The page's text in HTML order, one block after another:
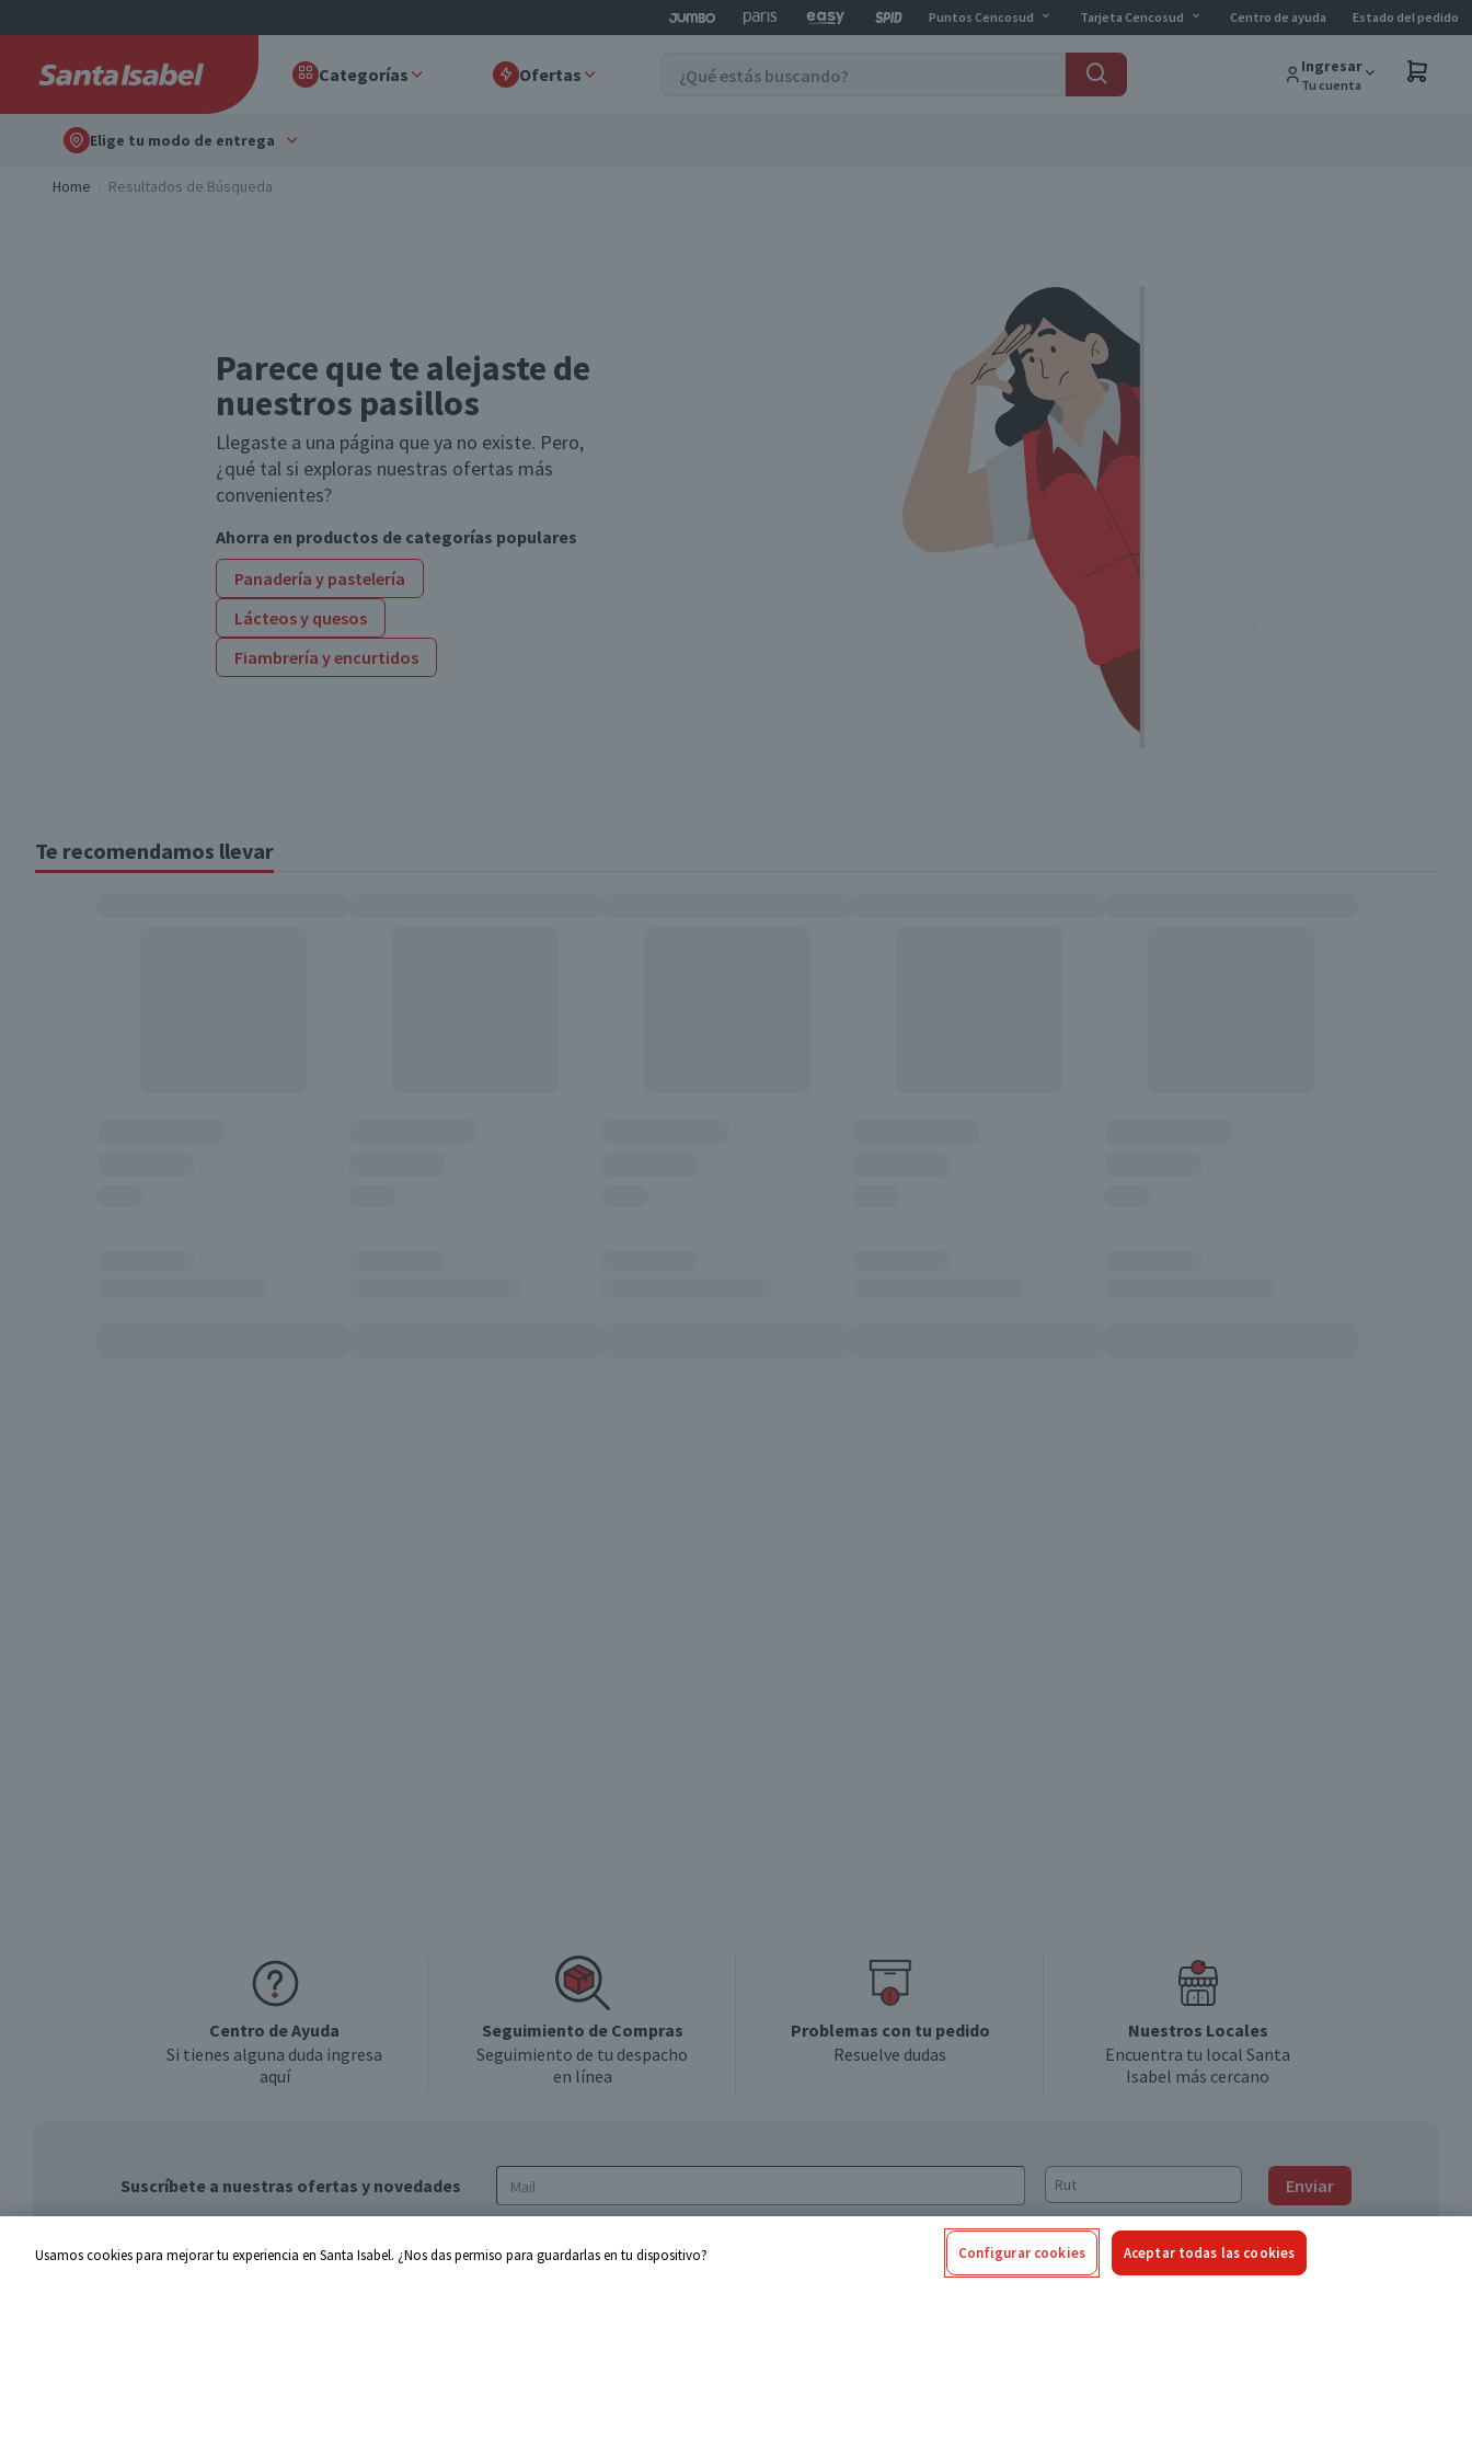
Puntos Cencosud Tarjeta Cencosud Centro de ayuda Estado del pedido
Categorías Ofertas Ingresar
Tu cuenta
Elige tu modo de entrega
Home Resultados de Búsqueda
Parece que te alejaste de
nuestros pasillos
Llegaste a una página que ya no existe. Pero,
¿qué tal si exploras nuestras ofertas más
convenientes?
Ahorra en productos de categorías populares
Panadería y pastelería
Lácteos y quesos
Fiambrería y encurtidos
Te recomendamos llevar
Centro de Ayuda
Si tienes alguna duda ingresa
aquí
Seguimiento de Compras
Seguimiento de tu despacho
en línea
Problemas con tu pedido
Resuelve dudas
Nuestros Locales
Encuentra tu local Santa
Isabel más cercano
Suscríbete a nuestras ofertas y novedades Enviar
de privacidad y de tratamiento de datos
Usamos cookies para mejorar tu experiencia en Santa Isabel. ¿Nos das permiso para guardarlas en tu dispositivo? Configurar cookies Aceptar todas las cookies